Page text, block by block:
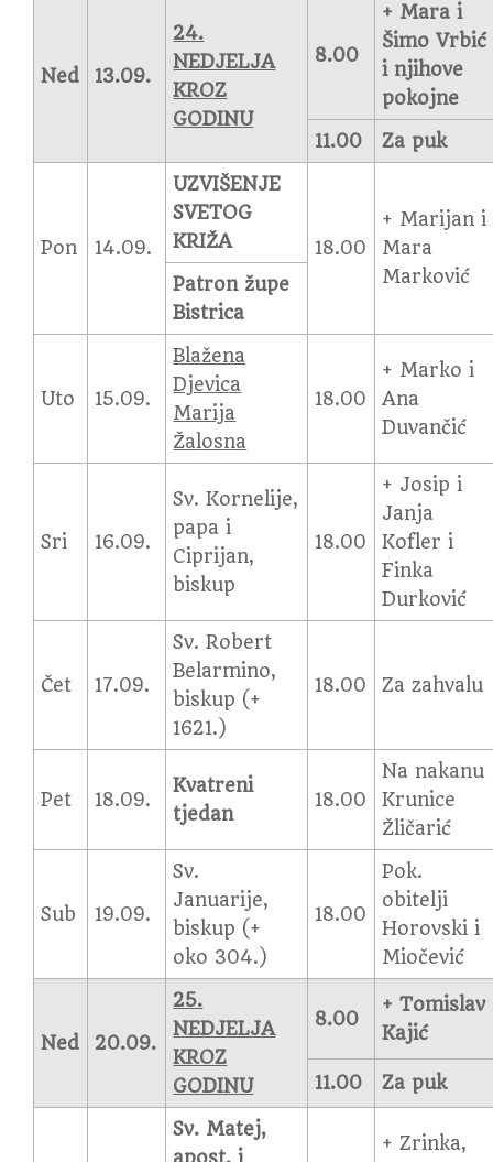
Ned 13.09.
24.
NEDJELJA
KROZ
GODINU
8.00
+ Mara i
Šimo Vrbić
i njihove
pokojne
11.00
Za puk
Pon 14.09.
UZVIŠENJE
SVETOG
KRIŽA
18.00
+ Marijan i
Mara
Marković
Patron župe
Bistrica
Uto 15.09.
Blažena
Djevica
Marija
Žalosna
18.00
+ Marko i
Ana
Duvančić
Sri 16.09.
Sv. Kornelije,
papa i
Ciprijan,
biskup
18.00
+ Josip i
Janja
Kofler i
Finka
Durković
Čet 17.09.
Sv. Robert
Belarmino,
biskup (+
1621.)
18.00 Za zahvalu
Pet 18.09.
Kvatreni
tjedan
18.00
Na nakanu
Krunice
Žličarić
Sub 19.09.
Sv.
Januarije,
biskup (+
oko 304.)
18.00
Pok.
obitelji
Horovski i
Miočević
Ned 20.09.
25.
NEDJELJA
KROZ
GODINU
8.00
+ Tomislav
Kajić
11.00 Za puk
Sv. Matej,
apost. i
+ Zrinka,